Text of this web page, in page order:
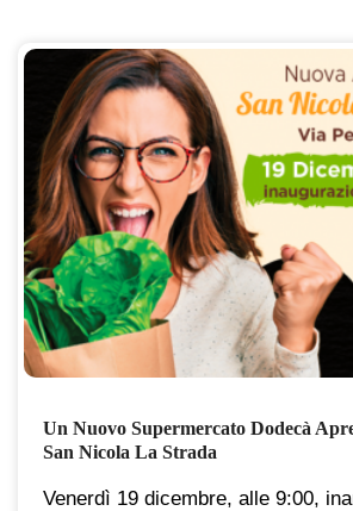
Un Nuovo Supermercato Dodecà
San Nicola La Strada
Venerdì 19 dicembre, alle 9:00,